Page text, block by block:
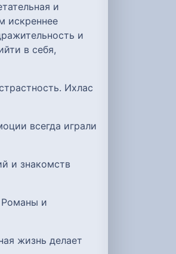
и
искреннее
и
в себя,
Ихлас
всегда играли
и знакомств
Романы и
жизнь делает